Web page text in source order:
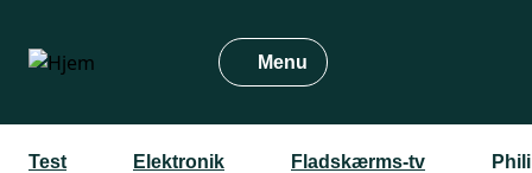
hovedindhold
Menu
Test Elektronik Fladskærms-tv